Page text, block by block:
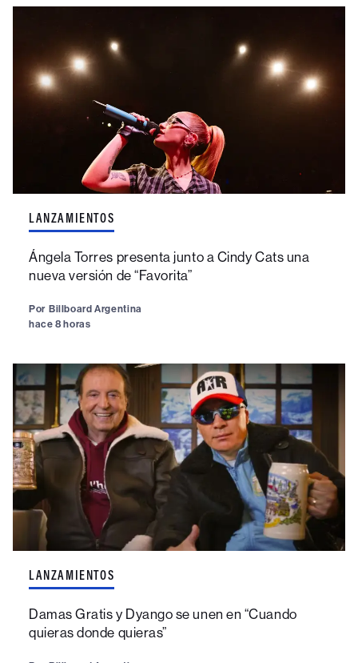
LANZAMIENTOS
Ángela Torres presenta junto a Cindy Cats una
nueva versión de “Favorita”
Por Billboard Argentina
hace 8 horas
LANZAMIENTOS
Damas Gratis y Dyango se unen en “Cuando
quieras donde quieras”